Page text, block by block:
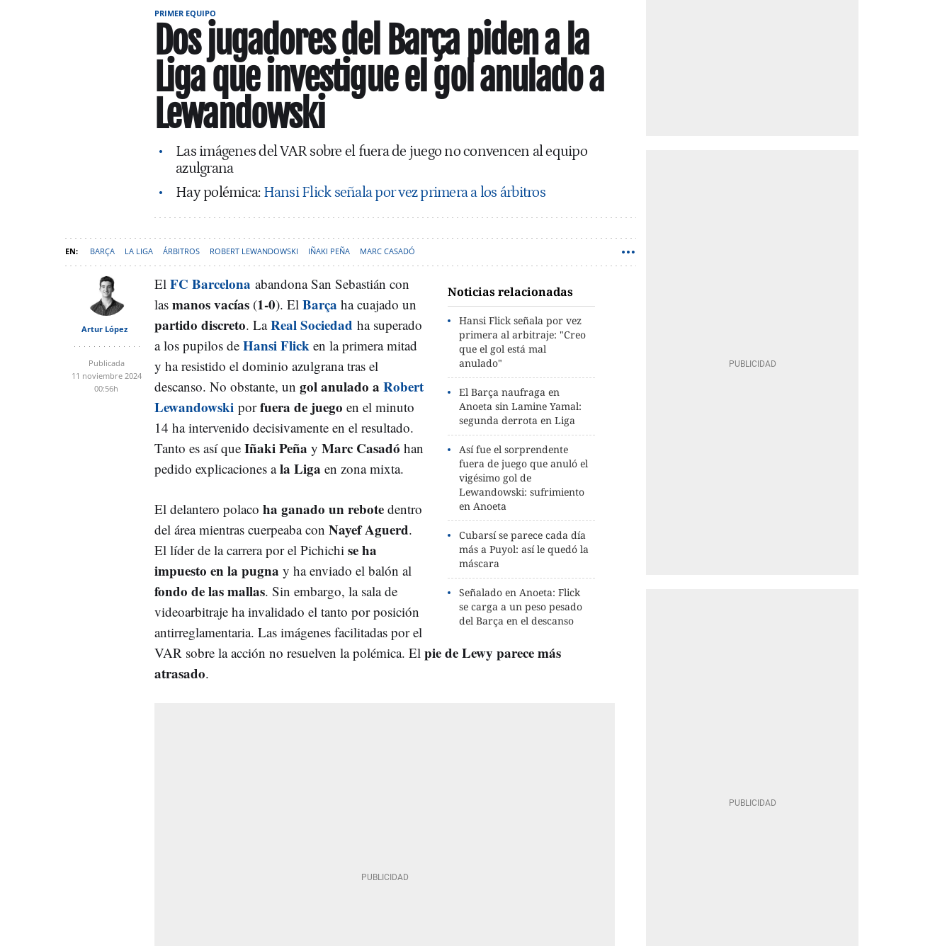
PRIMER EQUIPO
Dos jugadores del Barça piden a la
Liga que investigue el gol anulado a
Lewandowski
Las imágenes del VAR sobre el fuera de juego no convencen al equipo
azulgrana
Hay polémica: Hansi Flick señala por vez primera a los árbitros
BARÇA LA LIGA ÁRBITROS ROBERT LEWANDOWSKI IÑAKI PEÑA MARC CASADÓ
Artur López
Publicada
11 noviembre 2024
00:56h
Noticias relacionadas
Hansi Flick señala por vez
primera al arbitraje: "Creo
que el gol está mal
anulado"
El Barça naufraga en
Anoeta sin Lamine Yamal:
segunda derrota en Liga
Así fue el sorprendente
fuera de juego que anuló el
vigésimo gol de
Lewandowski: sufrimiento
en Anoeta
Cubarsí se parece cada día
más a Puyol: así le quedó la
máscara
Señalado en Anoeta: Flick
se carga a un peso pesado
del Barça en el descanso
El FC Barcelona abandona San Sebastián con
las manos vacías (1-0). El Barça ha cuajado un
partido discreto. La Real Sociedad ha superado
a los pupilos de Hansi Flick en la primera mitad
y ha resistido el dominio azulgrana tras el
descanso. No obstante, un gol anulado a Robert
Lewandowski porfuera de juego en el minuto
14 ha intervenido decisivamente en el resultado.
Tanto es así que Iñaki Peña y Marc Casadó han
pedido explicaciones ala Liga en zona mixta.
El delantero polaco ha ganado un rebote dentro
del área mientras cuerpeaba con Nayef Aguerd.
El líder de la carrera por el Pichichi se ha
impuesto en la pugna y ha enviado el balón al
fondo de las mallas. Sin embargo, la sala de
videoarbitraje ha invalidado el tanto por posición
antirreglamentaria. Las imágenes facilitadas por el
VAR sobre la acción no resuelven la polémica. El pie de Lewy parece más
atrasado.